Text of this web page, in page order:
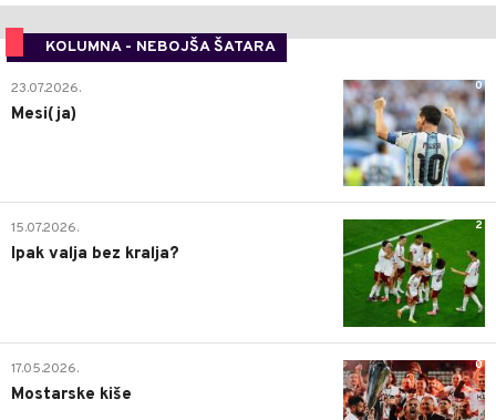
KOLUMNA - NEBOJŠA ŠATARA
0
23.07.2026.
Mesi(ja)
2
15.07.2026.
Ipak valja bez kralja?
0
17.05.2026.
Mostarske kiše